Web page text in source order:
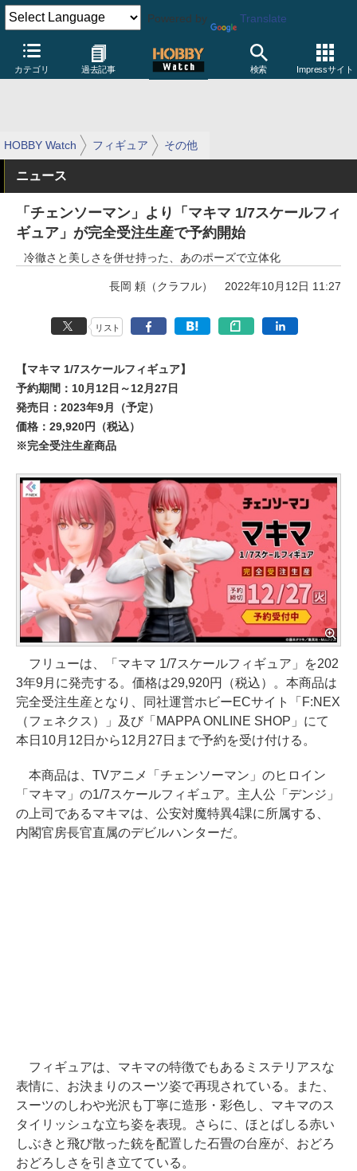
Powered by Translate
カテゴリ 過去記事 検索 Impressサイト
HOBBY Watch フィギュア その他
ニュース
「チェンソーマン」より「マキマ 1/7スケールフィ
ギュア」が完全受注生産で予約開始
冷徹さと美しさを併せ持った、あのポーズで立体化
長岡 頼（クラフル） 2022年10月12日 11:27
リスト
【マキマ 1/7スケールフィギュア】
予約期間：10月12日～12月27日
発売日：2023年9月（予定）
価格：29,920円（税込）
※完全受注生産商品
フリューは、「マキマ 1/7スケールフィギュア」を202
3年9月に発売する。価格は29,920円（税込）。本商品は
完全受注生産となり、同社運営ホビーECサイト「F:NEX
（フェネクス）」及び「MAPPA ONLINE SHOP」にて
本日10月12日から12月27日まで予約を受け付ける。
本商品は、TVアニメ「チェンソーマン」のヒロイン
「マキマ」の1/7スケールフィギュア。主人公「デンジ」
の上司であるマキマは、公安対魔特異4課に所属する、
内閣官房長官直属のデビルハンターだ。
フィギュアは、マキマの特徴でもあるミステリアスな
表情に、お決まりのスーツ姿で再現されている。また、
スーツのしわや光沢も丁寧に造形・彩色し、マキマのス
タイリッシュな立ち姿を表現。さらに、ほとばしる赤い
しぶきと飛び散った銃を配置した石畳の台座が、おどろ
おどろしさを引き立てている。